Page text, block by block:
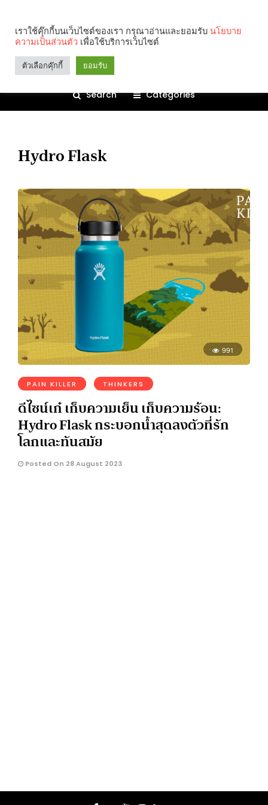
Search Categories
Hydro Flask
991
PAIN KILLER THINKERS
ดีไซน์เก๋ เก็บความเย็น เก็บความร้อน:
Hydro Flask กระบอกน้ำสุดลงตัวที่รัก
โลกและทันสมัย
Posted On 28 August 2023
เราใช้คุ๊กกี้บนเว็บไซต์ของเรา กรุณาอ่านและยอมรับ นโยบาย
ความเป็นส่วนตัว เพื่อใช้บริการเว็บไซต์
ตัวเลือกคุ๊กกี้ ยอมรับ